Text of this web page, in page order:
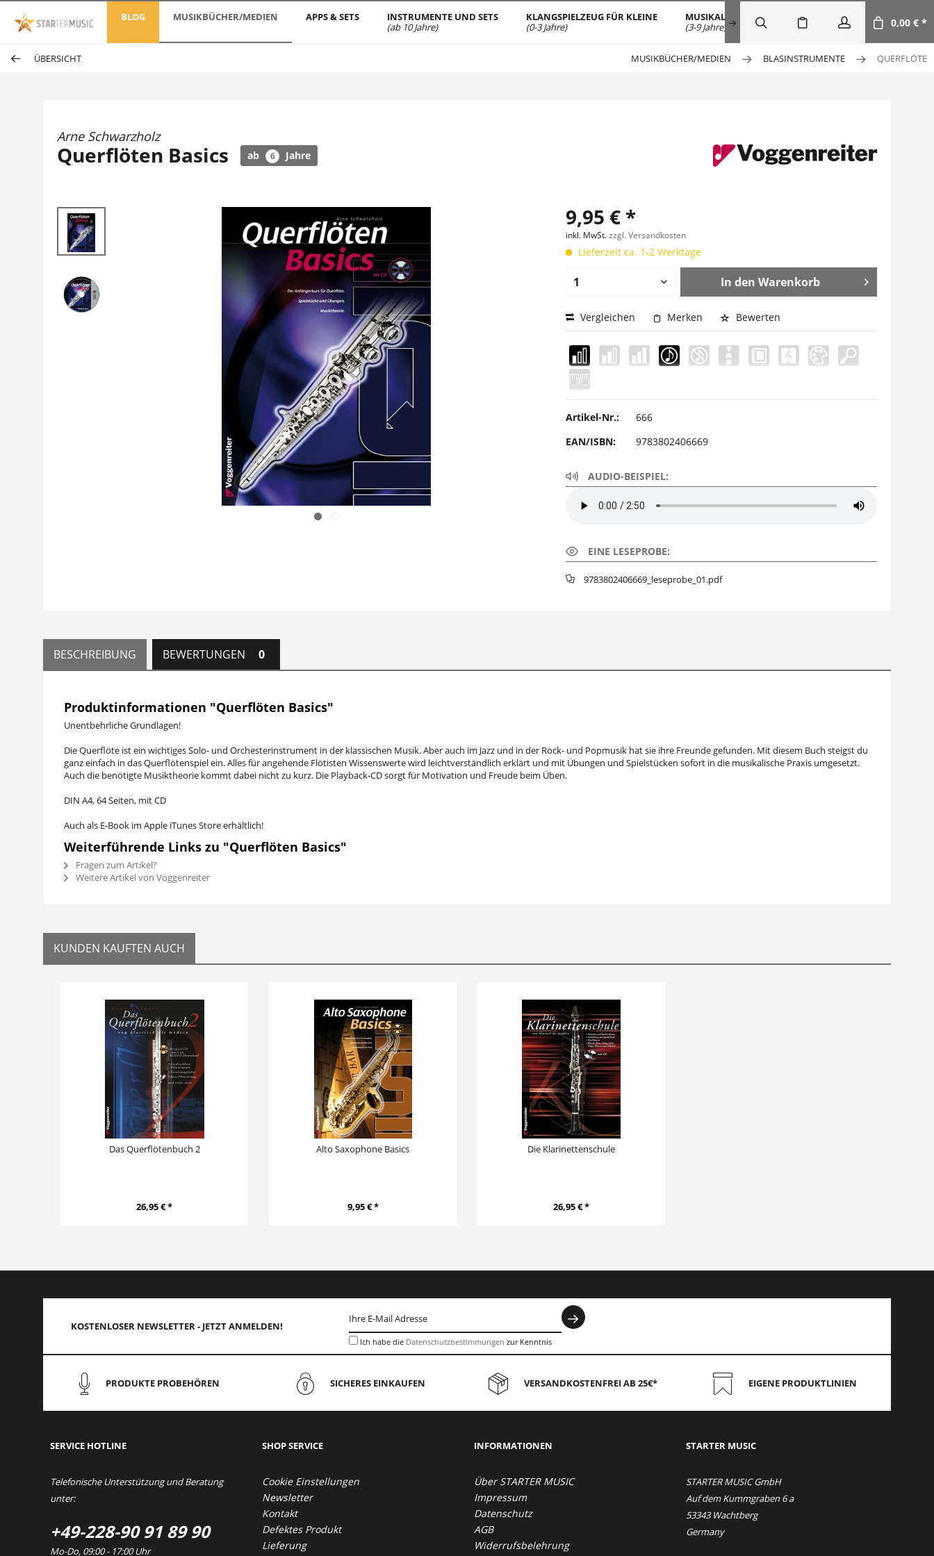
BLOG MUSIKBÜCHER/MEDIEN APPS & SETS
INSTRUMENTE UND SETS
(ab 10 Jahre)
KLANGSPIELZEUG FÜR KLEINE
(0-3 Jahre)
MUSIKALISCHE FRÜHERZIEHUNG
(3-9 Jahre)
SALE 0,00 € *
ÜBERSICHT MUSIKBÜCHER/MEDIEN BLASINSTRUMENTE QUERFLÖTE
Arne Schwarzholz
Querflöten Basics ab 6 Jahre
9,95 € *
inkl. MwSt.zzgl. Versandkosten
Lieferzeit ca. 1-2 Werktage
In den Warenkorb
Vergleichen Merken Bewerten
Artikel-Nr.:
666
EAN/ISBN:
9783802406669
AUDIO-BEISPIEL:
EINE LESEPROBE:
9783802406669_leseprobe_01.pdf
BESCHREIBUNG BEWERTUNGEN 0
Produktinformationen "Querflöten Basics"
Unentbehrliche Grundlagen!
Die Querflöte ist ein wichtiges Solo- und Orchesterinstrument in der klassischen Musik. Aber auch im Jazz und in der Rock- und Popmusik hat sie ihre Freunde gefunden. Mit diesem Buch steigst du
ganz einfach in das Querflötenspiel ein. Alles für angehende Flötisten Wissenswerte wird leichtverständlich erklärt und mit Übungen und Spielstücken sofort in die musikalische Praxis umgesetzt.
Auch die benötigte Musiktheorie kommt dabei nicht zu kurz. Die Playback-CD sorgt für Motivation und Freude beim Üben.
DIN A4, 64 Seiten, mit CD
Auch als E-Book im Apple iTunes Store erhältlich!
Weiterführende Links zu "Querflöten Basics"
Fragen zum Artikel?
Weitere Artikel von Voggenreiter
KUNDEN KAUFTEN AUCH
Das Querflötenbuch 2
26,95 € *
Alto Saxophone Basics
9,95 € *
Die Klarinettenschule
26,95 € *
KOSTENLOSER NEWSLETTER - JETZT ANMELDEN!
Ich habe die Datenschutzbestimmungen zur Kenntnis
PRODUKTE PROBEHÖREN SICHERES EINKAUFEN VERSANDKOSTENFREI AB 25€* EIGENE PRODUKTLINIEN
SERVICE HOTLINE
Telefonische Unterstützung und Beratung
unter:
+49-228-90 91 89 90
Mo-Do, 09:00 - 17:00 Uhr
SHOP SERVICE
Cookie Einstellungen
Newsletter
Kontakt
Defektes Produkt
Lieferung
INFORMATIONEN
Über STARTER MUSIC
Impressum
Datenschutz
AGB
Widerrufsbelehrung
STARTER MUSIC
STARTER MUSIC GmbH
Auf dem Kummgraben 6 a
53343 Wachtberg
Germany